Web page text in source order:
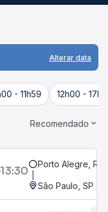
Alterar data
- 11h59 12h00 -
Recomendado
13:30 Porto Alegre, RS
São Paulo, SP -